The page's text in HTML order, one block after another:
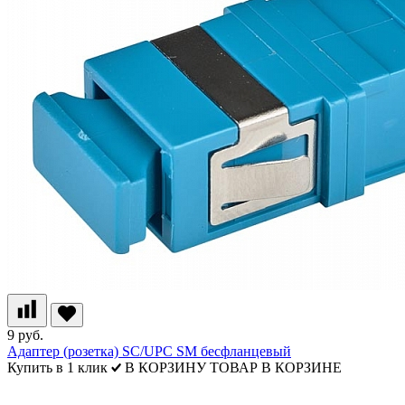
9 руб.
Адаптер (розетка) SC/UPC SM бесфланцевый
Купить в 1 клик
В КОРЗИНУ ТОВАР В КОРЗИНЕ